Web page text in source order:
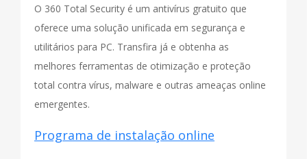
O 360 Total Security é um antivírus gratuito que
oferece uma solução unificada em segurança e
utilitários para PC. Transfira já e obtenha as
melhores ferramentas de otimização e proteção
total contra vírus, malware e outras ameaças online
emergentes.
Programa de instalação online